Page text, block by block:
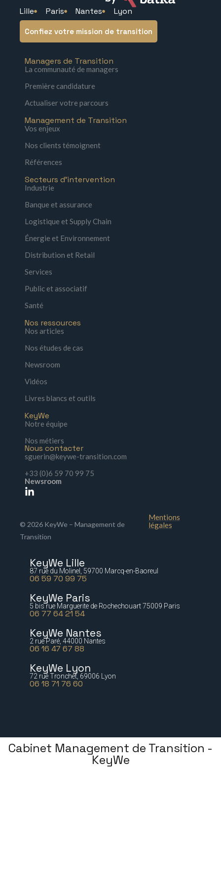
Lille Paris Nantes Lyon
Confiez votre mission de transition
Managers de Transition
La communauté de managers
Première candidature
Actualiser votre parcours
Management de Transition
Vos enjeux
Nos clients témoignent
Références
Secteurs d'intervention
Industrie
Banque et assurance
Logistique et Supply Chain
Énergie et Environnement
Distribution et Retail
Services
Public et associatif
Santé
Nos ressources
Nos articles
Nos études de cas
Newsroom
Vidéos
Livres blancs et outils
KeyWe
Notre équipe
Nos métiers
Nous contacter
sguerin@keywe-transition.com
+33 (0)6 59 70 99 75
Newsroom
© 2026 KeyWe – Management de
Transition
Mentions
légales
KeyWe Lille
87 rue du Molinel, 59700 Marcq-en-Baoreul
06 59 70 99 75
KeyWe Paris
5 bis rue Marguerite de Rochechouart 75009 Paris
06 77 64 21 54
KeyWe Nantes
2 rue Paré, 44000 Nantes
06 16 47 67 88
KeyWe Lyon
72 rue Tronchet, 69006 Lyon
06 18 71 76 60
Cabinet Management de Transition -
KeyWe